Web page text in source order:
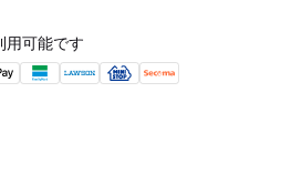
用可能です